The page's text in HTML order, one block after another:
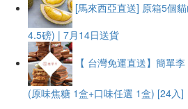
[馬來西亞直送] 原箱5個
4.5磅) | 7月14日送貨
【 台灣免運直送】簡單
(原味焦糖 1盒+口味任選 1盒) [24入]